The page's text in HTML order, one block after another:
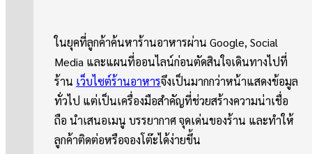
ในยุคที่ลูกค้าค้นหาร้านอาหารผ่าน Google, Social
Media และแผนที่ออนไลน์ก่อนตัดสินใจเดินทางไปที่
ร้าน เว็บไซต์ร้านอาหารจึงเป็นมากกว่าหน้าแสดงข้อมูล
ทั่วไป แต่เป็นเครื่องมือสำคัญที่ช่วยสร้างความน่าเชื่อ
ถือ นำเสนอเมนู บรรยากาศ จุดเด่นของร้าน และทำให้
ลูกค้าติดต่อหรือจองโต๊ะได้ง่ายขึ้น